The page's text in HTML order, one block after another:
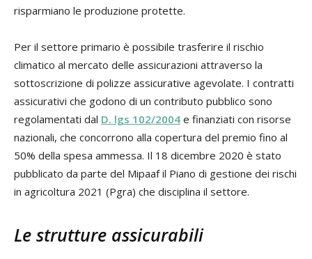
risparmiano le produzione protette.
Per il settore primario è possibile trasferire il rischio
climatico al mercato delle assicurazioni attraverso la
sottoscrizione di polizze assicurative agevolate. I contratti
assicurativi che godono di un contributo pubblico sono
regolamentati dal D. lgs 102/2004 e finanziati con risorse
nazionali, che concorrono alla copertura del premio fino al
50% della spesa ammessa. Il 18 dicembre 2020 è stato
pubblicato da parte del Mipaaf il Piano di gestione dei rischi
in agricoltura 2021 (Pgra) che disciplina il settore.
Le strutture assicurabili